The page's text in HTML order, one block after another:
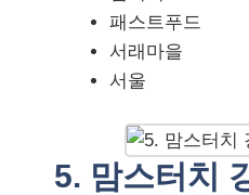
패스트푸드
서래마을
서울
5. 맘스터치